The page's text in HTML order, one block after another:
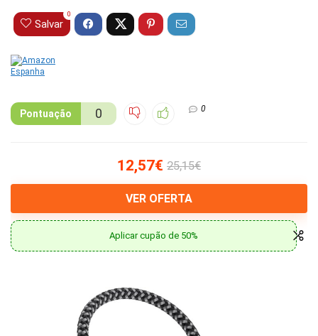
Salvar
0
Pontuação 0 0
12,57€ 25,15€
VER OFERTA
Aplicar cupão de 50%